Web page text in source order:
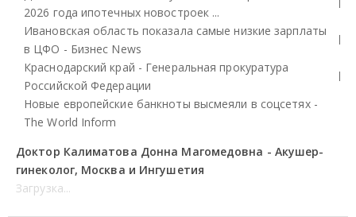
2026 года ипотечных новостроек ...
Ивановская область показала самые низкие зарплаты
в ЦФО - Бизнес News
Краснодарский край - Генеральная прокуратура
Российской Федерации
Новые европейские банкноты высмеяли в соцсетях -
The World Inform
Доктор Калиматова Донна Магомедовна - Акушер-
гинеколог, Москва и Ингушетия
Загрузка...